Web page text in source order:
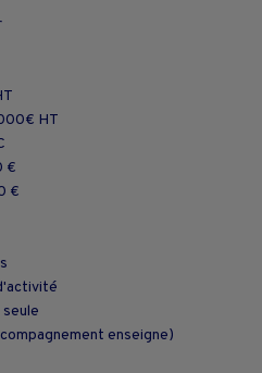
HT
€
€
enseigne)